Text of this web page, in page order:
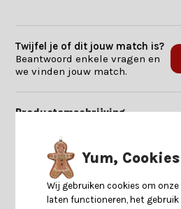
Twijfel je of dit jouw match is?
Beantwoord enkele vragen en
we vinden jouw match.
Productomschrijving
Specificaties
Reviews
Yum, Cookies
Wij gebruiken cookies om
laten functioneren, het gebruik